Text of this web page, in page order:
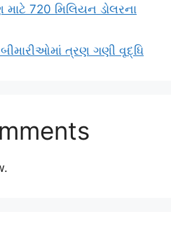
માટે 720 મિલિયન ડોલરના
બીમારીઓમાં ત્રણ ગણી વૃદ્ધિ